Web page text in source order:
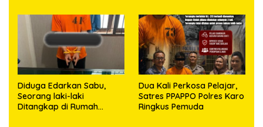
Ditangkap
Diduga Edarkan Sabu,
Seorang laki-laki
Ditangkap di Rumah
Dua Kali Perkosa Pelajar,
Satres PPAPPO Polres Karo
Ringkus Pemuda